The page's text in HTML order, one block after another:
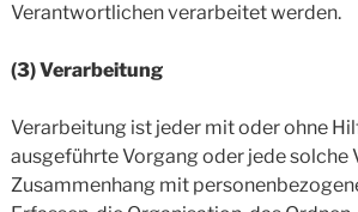
Verantwortlichen verarbeitet werden.
(3) Verarbeitung
Verarbeitung ist jeder mit oder ohne
ausgeführte Vorgang oder jede solche
Zusammenhang mit